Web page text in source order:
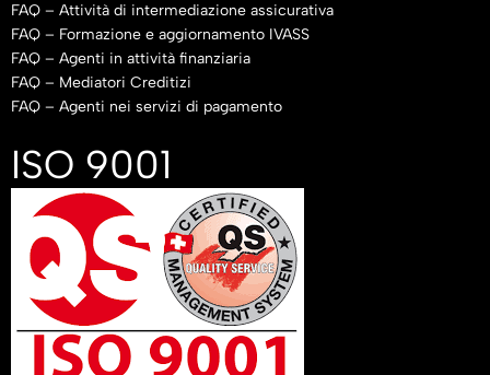
FAQ – Attività di intermediazione assicurativa
FAQ – Formazione e aggiornamento IVASS
FAQ – Agenti in attività finanziaria
FAQ – Mediatori Creditizi
FAQ – Agenti nei servizi di pagamento
ISO 9001